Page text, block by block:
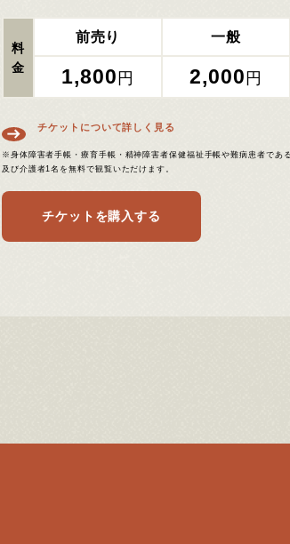
料
金
前売り 一般
1,800 円 2,000 円
チケットについて詳しく見る
※身体障害者手帳・療育手帳・精神障害者保健福祉手帳や難病患者であ
及び介護者1名を無料で観覧いただけます。
チケットを購入する